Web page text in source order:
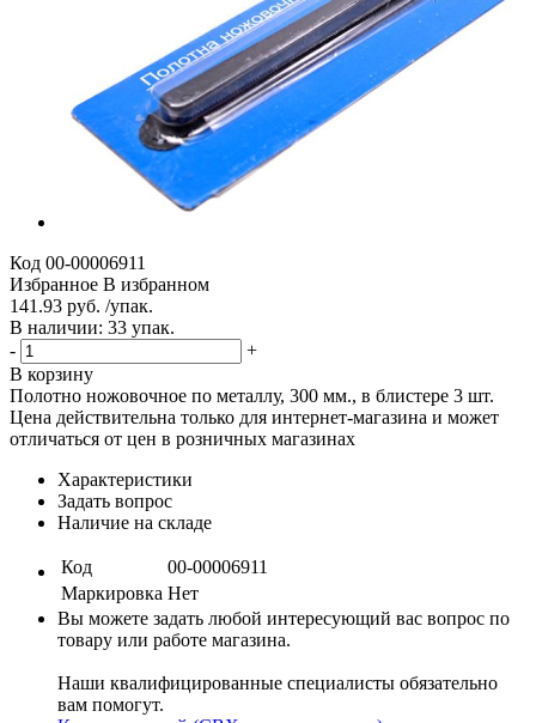
Код 00-00006911
Избранное В избранном
141.93 руб. /упак.
В наличии: 33 упак.
-
+
В корзину
Полотно ножовочное по металлу, 300 мм., в блистере 3 шт.
Цена действительна только для интернет-магазина и может
отличаться от цен в розничных магазинах
Характеристики
Задать вопрос
Наличие на складе
Код
00-00006911
Маркировка Нет
Вы можете задать любой интересующий вас вопрос по
товару или работе магазина.
Наши квалифицированные специалисты обязательно
вам помогут.